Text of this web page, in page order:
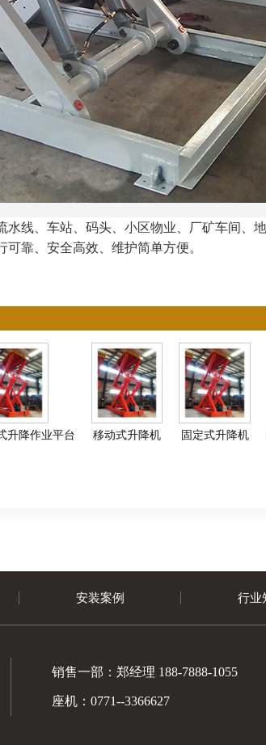
线、车站、码头、小区物业、厂矿车间、
靠、安全高效、维护简单方便。
升降作业平台 移动式升降机 固定式升降机
安装案例 行业
销售一部：郑经理 188-7888-1055
座机：0771--3366627